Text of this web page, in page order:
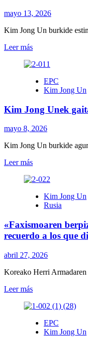
comunista
los
del
en
80°
aniversario
la
Central
gidatutako
misilen
proba
zuzendu
du
Kim
Un
dirige
de
teledirigidos
Inteligencia
mayo 13, 2026
Kim Jong Un burkide
Leer másLeer
sobre
berria
hegoaldeko
Kim
Unek
irauliko
/
armamento
la
frontera
Kim
Jong
revoluciona
industria
EPC
Kim Jong Un
Kim Jong Unek
mayo 8, 2026
Kim Jong Un burkide
Leer másLeer
sobre
Jong
Unek
nukleardun
destruktore
baten
proba
gainbegiratu
du
Kim
Un
prueba
de
Kim Jong Un
Rusia
«Faxismoaren
recuerdo a los que
abril 27, 2026
Koreako Herri
Leer másLeer
sobre
berpizkundea
eragozteko»
EPC
Kim Jong Un